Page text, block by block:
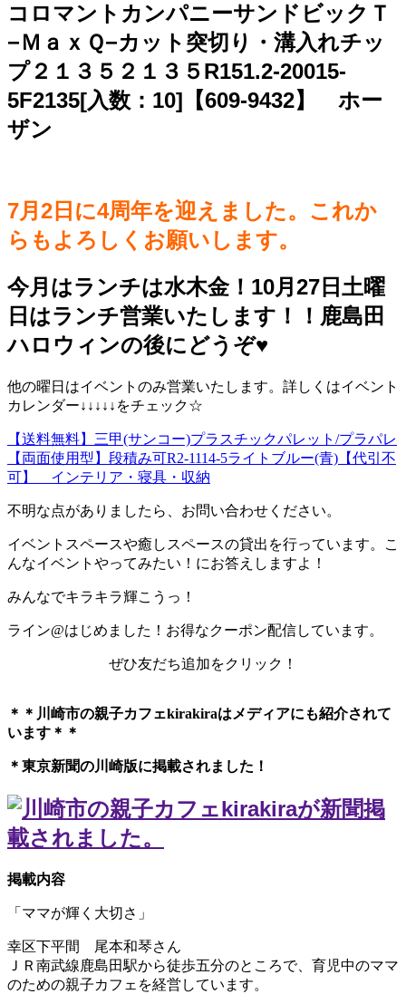
コロマントカンパニーサンドビックＴ
−ＭａｘＱ−カット突切り・溝入れチッ
プ２１３５２１３５R151.2-20015-
5F2135[入数：10]【609-9432】 ホー
ザン
7月2日に4周年を迎えました。これか
らもよろしくお願いします。
今月はランチは水木金！10月27日土曜
日はランチ営業いたします！！鹿島田
ハロウィンの後にどうぞ♥️
他の曜日はイベントのみ営業いたします。詳しくはイベント
カレンダー↓↓↓↓↓をチェック☆
【送料無料】三甲(サンコー)プラスチックパレット/プラパレ
【両面使用型】段積み可R2-1114-5ライトブルー(青)【代引不
可】 インテリア・寝具・収納
不明な点がありましたら、お問い合わせください。
イベントスペースや癒しスペースの貸出を行っています。こ
んなイベントやってみたい！にお答えしますよ！
みんなでキラキラ輝こうっ！
ライン@はじめました！お得なクーポン配信しています。
ぜひ友だち追加をクリック！
＊＊川崎市の親子カフェkirakiraは メディアにも紹介されて
います＊＊
＊東京新聞の川崎版に掲載されました！
掲載内容
「ママが輝く大切さ」
幸区下平間 尾本和琴さん
ＪＲ南武線鹿島田駅から徒歩五分のところで、育児中のママ
のための親子カフェを経営しています。